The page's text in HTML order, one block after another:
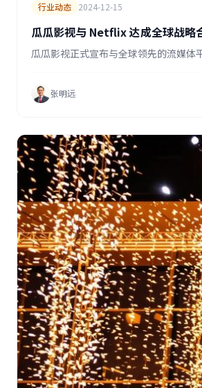
行业动态 2024-12-15
瓜瓜影视与 Netflix 达成全球战略
瓜瓜影视正式宣布与全球领先的流媒体
张明远